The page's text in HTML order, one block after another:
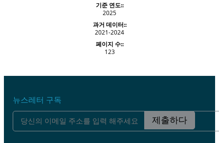
기준 연도::
2025
과거 데이터::
2021-2024
페이지 수::
123
뉴스레터 구독
제출하다